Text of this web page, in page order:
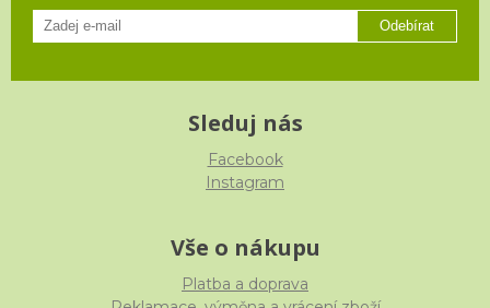
Odebírat
Sleduj nás
Facebook
Instagram
Vše o nákupu
Platba a doprava